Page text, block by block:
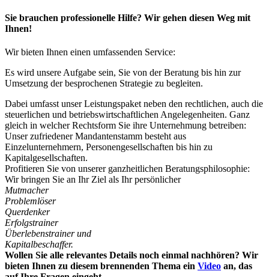
Sie brauchen professionelle Hilfe? Wir gehen diesen Weg mit
Ihnen!
Wir bieten Ihnen einen umfassenden Service:
Es wird unsere Aufgabe sein, Sie von der Beratung bis hin zur
Umsetzung der besprochenen Strategie zu begleiten.
Dabei umfasst unser Leistungspaket neben den rechtlichen, auch die
steuerlichen und betriebswirtschaftlichen Angelegenheiten. Ganz
gleich in welcher Rechtsform Sie ihre Unternehmung betreiben:
Unser zufriedener Mandantenstamm besteht aus
Einzelunternehmern, Personengesellschaften bis hin zu
Kapitalgesellschaften.
Profitieren Sie von unserer ganzheitlichen Beratungsphilosophie:
Wir bringen Sie an Ihr Ziel als Ihr persönlicher
Mutmacher
Problemlöser
Querdenker
Erfolgstrainer
Überlebenstrainer und
Kapitalbeschaffer.
Wollen Sie alle relevantes Details noch einmal nachhören? Wir
bieten Ihnen zu diesem brennenden Thema ein Video an, das